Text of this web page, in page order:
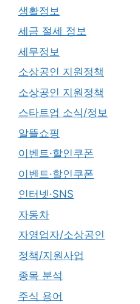
생활정보
세금 절세 정보
세무정보
소상공인 지원정책
소상공인 지원정책
스타트업 소식/정보
알뜰쇼핑
이벤트·할인쿠폰
이벤트·할인쿠폰
인터넷·SNS
자동차
자영업자/소상공인
정책/지원사업
종목 분석
주식 용어